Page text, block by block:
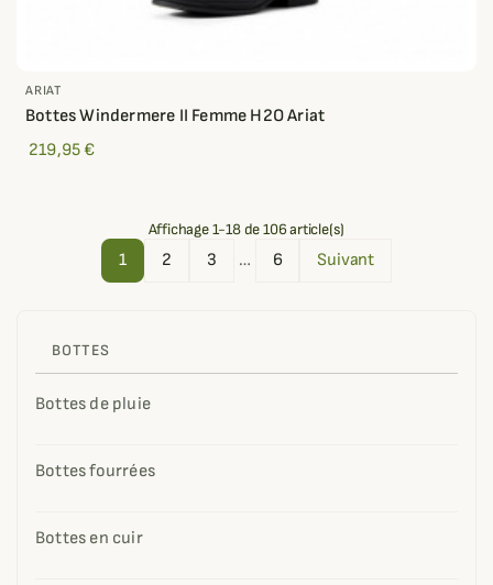
BOTTES
Bottes de pluie
Bottes fourrées
Bottes en cuir
ARIAT
Bottes Windermere II Femme H2O Ariat
219,95 €
Affichage 1-18 de 106 article(s)
1 2 3 … 6 Suivant